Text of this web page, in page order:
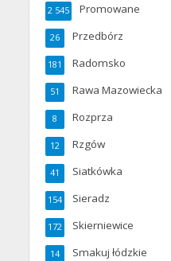
Promowane
2 545
Przedbórz
26
Radomsko
181
Rawa Mazowiecka
51
Rozprza
8
Rzgów
12
Siatkówka
41
Sieradz
154
Skierniewice
172
Smakuj łódzkie
14